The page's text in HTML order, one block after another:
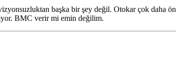
başka bir şey değil. Otokar çok daha
BMC verir mi emin değilim.